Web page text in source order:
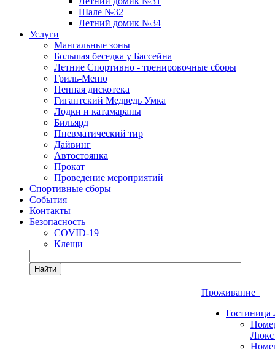
Шале №32
Летний домик №34
Услуги
Мангальные зоны
Большая беседка у Бассейна
Летние Спортивно - тренировочные сборы
Гриль-Меню
Пенная дискотека
Гигантский Медведь Умка
Лодки и катамараны
Бильярд
Пневматический тир
Дайвинг
Автостоянка
Прокат
Проведение мероприятий
Спортивные сборы
События
Контакты
Безопасность
COVID-19
Клещи
Найти
Проживание